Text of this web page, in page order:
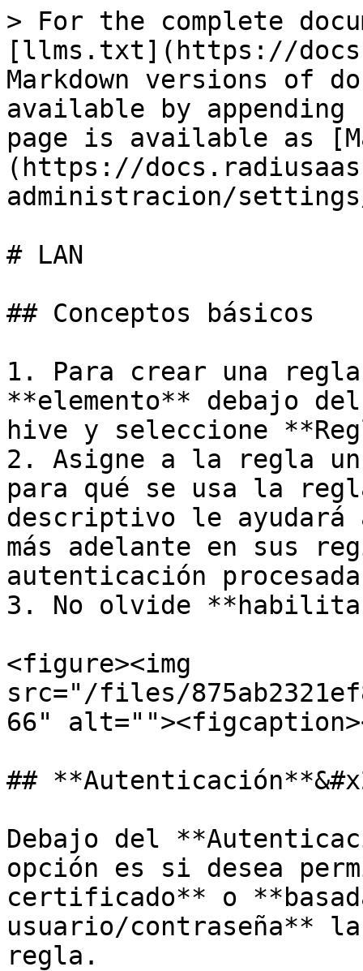
> For the complete
[llms.txt](https://
Markdown versions of
available by
page is available as
(https://
administracion/
# LAN
## Conceptos básicos
1. Para crear una regla
**elemento** debajo
hive y seleccione
2. Asigne a la regla un
para qué se usa la
descriptivo le
más adelante en sus
autenticación
3. No olvide
<figure><img
src="/files/
66"
##
Debajo del
opción es si desea
certificado** o
usuario/contraseña**
regla.